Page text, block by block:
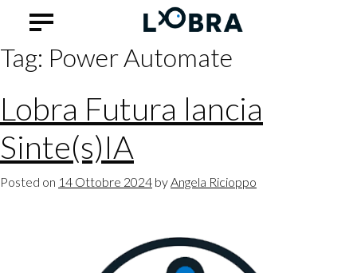
Tag: Power Automate
Lobra Futura lancia
Sinte(s)IA
Posted on 14 Ottobre 2024 byAngela Ricioppo